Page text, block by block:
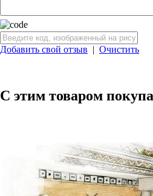
Добавить свой отзыв | Очистить
С этим товаром